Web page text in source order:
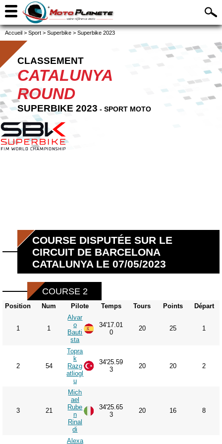
Accueil > Sport > Superbike > Superbike 2023
CLASSEMENT
CATALUNYA
ROUND
SUPERBIKE 2023 - SPORT MOTO
COURSE DISPUTÉE SUR LE
CIRCUIT DE BARCELONA
CATALUNYA LE 07/05/2023
COURSE 2
Position Num Pilote Temps Tours Points Départ
1 1
Alvar
o
Bauti
sta
34'17.01
0
20 25 1
2 54
Topra
k
Razg
atliogl
u
34'25.59
3
20 20 2
3 21
Mich
ael
Rube
n
Rinal
di
34'25.65
3
20 16 8
Alexa